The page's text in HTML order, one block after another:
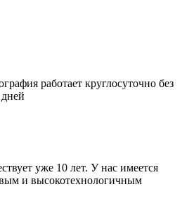
работает круглосуточно без
уже 10 лет. У нас имеется
и высокотехнологичным